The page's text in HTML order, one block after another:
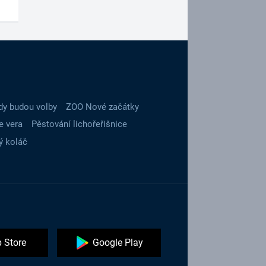
budou volby
ZOO Nové začátky
vera
Pěstování lichořeřišnice
koláč
Store Google Play